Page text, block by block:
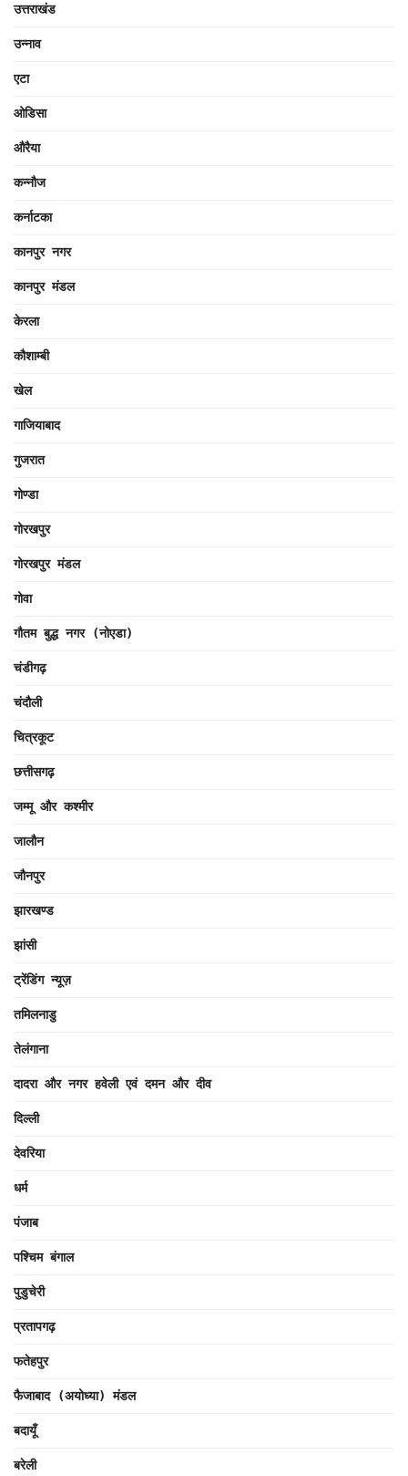
उत्तराखंड
उन्नाव
एटा
ओडिसा
औरैया
कन्नौज
कर्नाटका
कानपुर नगर
कानपुर मंडल
केरला
कौशाम्बी
खेल
गाजियाबाद
गुजरात
गोण्डा
गोरखपुर
गोरखपुर मंडल
गोवा
गौतम बुद्ध नगर (नोएडा)
चंडीगढ़
चंदौली
चित्रकूट
छत्तीसगढ़
जम्मू और कश्मीर
जालौन
जौनपुर
झारखण्ड
झांसी
ट्रेंडिंग न्यूज़
तमिलनाडु
तेलंगाना
दादरा और नगर हवेली एवं दमन और दीव
दिल्ली
देवरिया
धर्म
पंजाब
पश्चिम बंगाल
पुडुचेरी
प्रतापगढ़
फतेहपुर
फैजाबाद (अयोध्या) मंडल
बदायूँ
बरेली